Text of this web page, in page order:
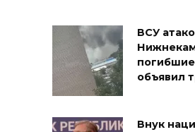
ВСУ
объявил
Внук